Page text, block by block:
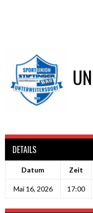
DETAILS
Datum Zeit
Mai 16, 2026 17:00